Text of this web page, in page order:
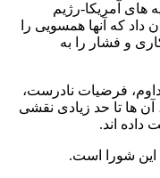
های آمریکا-رژیم
داد که آنها همسویی را
و فشار را به
فرضیات نادرست،
ها تا حد زیادی نقشی
داده اند.
شورا است.